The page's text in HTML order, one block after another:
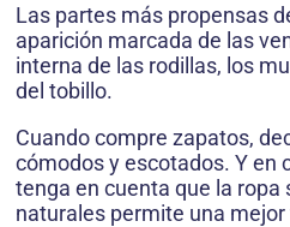
Las partes más propensas
aparición marcada de las
interna de las rodillas, los
del tobillo.
Cuando compre zapatos,
cómodos y escotados. Y en
tenga en cuenta que la ropa
naturales permite una